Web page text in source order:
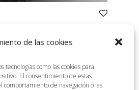
de las cookies
como las cookies para
El consentimiento de estas
comportamiento de navegación o las